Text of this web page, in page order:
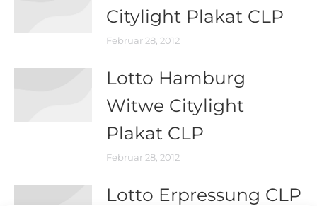
Citylight Plakat CLP
Februar 28, 2012
Lotto Hamburg
Witwe Citylight
Plakat CLP
Februar 28, 2012
Lotto Erpressung CLP